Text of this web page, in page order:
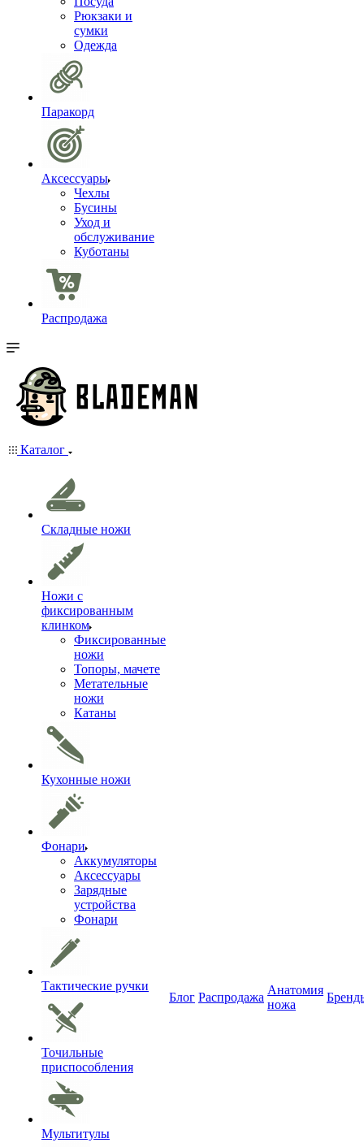
Рюкзаки и
сумки
Одежда
Паракорд
Аксессуары
Чехлы
Бусины
Уход и
обслуживание
Куботаны
Распродажа
Каталог
Складные ножи
Ножи с
фиксированным
клинком
Фиксированные
ножи
Топоры, мачете
Метательные
ножи
Катаны
Кухонные ножи
Фонари
Аккумуляторы
Аксессуары
Зарядные
устройства
Фонари
Тактические ручки
Точильные
приспособления
Мультитулы
Блог Распродажа
Анатомия
ножа